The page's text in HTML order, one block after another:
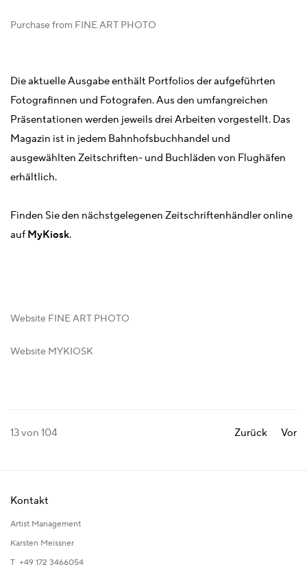
Purchase from FINE ART PHOTO
Die aktuelle Ausgabe enthält Portfolios der aufgeführten
Fotografinnen und Fotografen. Aus den umfangreichen
Präsentationen werden jeweils drei Arbeiten vorgestellt. Das
Magazin ist in jedem Bahnhofsbuchhandel und
ausgewählten Zeitschriften- und Buchläden von Flughäfen
erhältlich.
Finden Sie den nächstgelegenen Zeitschriftenhändler online
auf MyKiosk.
Website FINE ART PHOTO
Website MYKIOSK
Zurück Vor
13von 104
Kontakt
Artist Management
Karsten Meissner
T +49 172 3466054